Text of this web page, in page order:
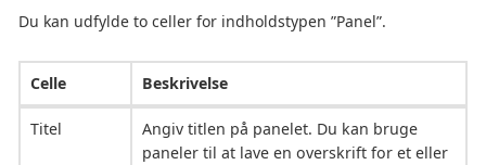
Du kan udfylde to celler for indholdstypen ”Panel”.
Celle Beskrivelse
Titel
Angiv titlen på panelet. Du kan bruge
paneler til at lave en overskrift for et eller